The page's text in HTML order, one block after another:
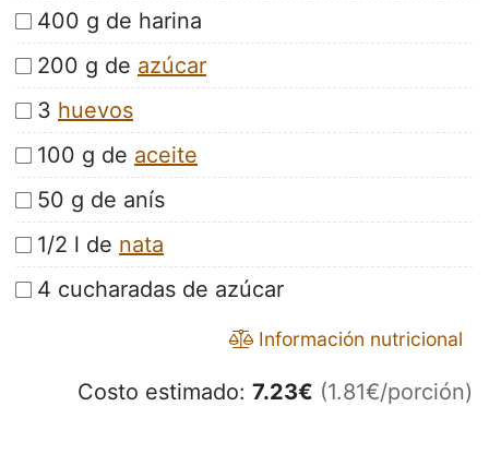
400 g de harina
200 g de azúcar
3 huevos
100 g de aceite
50 g de anís
1/2 l de nata
4 cucharadas de azúcar
Información nutricional
Costo estimado: 7.23€ (1.81€/porción)